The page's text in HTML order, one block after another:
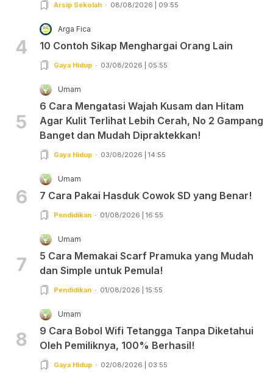
Arsip Sekolah 08/08/2026 | 09:55
4
Arga Fica
10 Contoh Sikap Menghargai Orang Lain
Gaya Hidup 03/08/2026 | 05:55
5
Umam
6 Cara Mengatasi Wajah Kusam dan Hitam
Agar Kulit Terlihat Lebih Cerah, No 2 Gampang
Banget dan Mudah Dipraktekkan!
Gaya Hidup 03/08/2026 | 14:55
6
Umam
7 Cara Pakai Hasduk Cowok SD yang Benar!
Pendidikan 01/08/2026 | 16:55
7
Umam
5 Cara Memakai Scarf Pramuka yang Mudah
dan Simple untuk Pemula!
Pendidikan 01/08/2026 | 15:55
8
Umam
9 Cara Bobol Wifi Tetangga Tanpa Diketahui
Oleh Pemiliknya, 100% Berhasil!
Gaya Hidup 02/08/2026 | 03:55